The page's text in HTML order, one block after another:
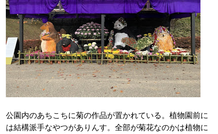
公園内のあちこちに菊の作品が置かれている。植物園前に
は結構派手なやつがありんす。全部が菊花なのかは植物に